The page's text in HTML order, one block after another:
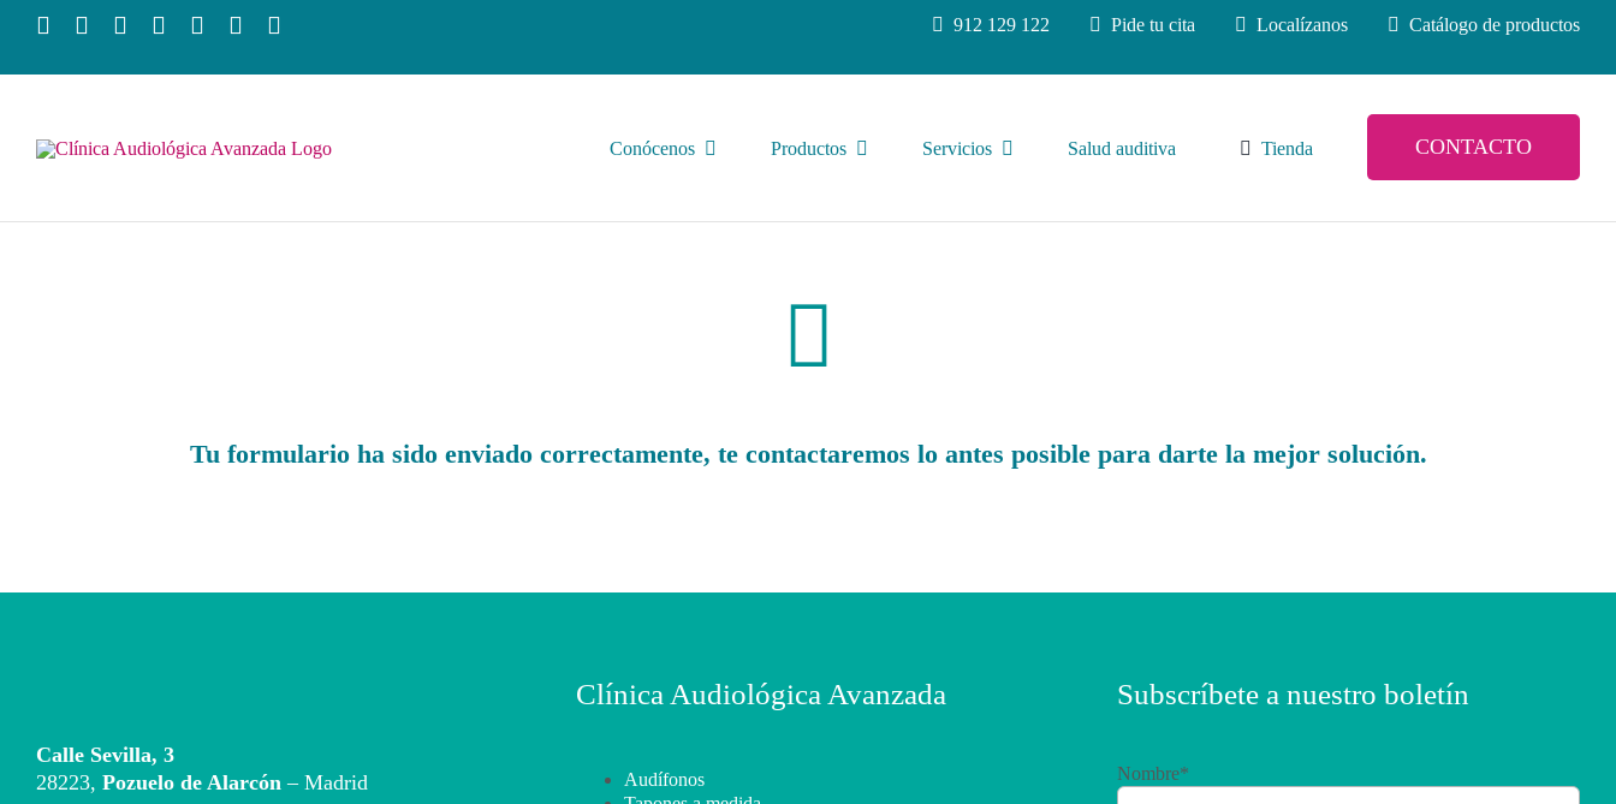
912 129 122 Pide tu cita Localízanos Catálogo de productos
Conócenos Productos Servicios Salud auditiva Tienda CONTACTO
Tu formulario ha sido enviado correctamente, te contactaremos lo antes posible para darte la mejor solución.
Calle Sevilla, 3
28223, Pozuelo de Alarcón – Madrid
Clínica Audiológica Avanzada
Audífonos
Subscríbete a nuestro boletín
Nombre*